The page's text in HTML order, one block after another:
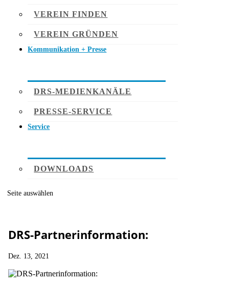
VEREIN FINDEN
VEREIN GRÜNDEN
Kommunikation + Presse
DRS-MEDIENKANÄLE
PRESSE-SERVICE
Service
DOWNLOADS
Seite auswählen
DRS-Partnerinformation:
Dez. 13, 2021